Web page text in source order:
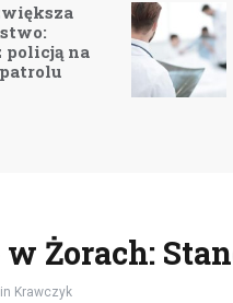
policją na
w Żorach:
Krawczyk